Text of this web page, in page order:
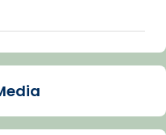
Fa gairebé
Companys, la